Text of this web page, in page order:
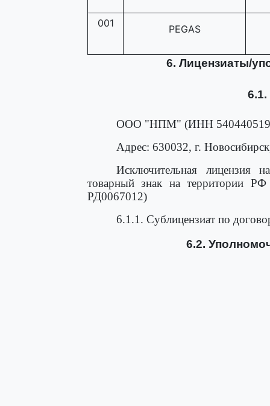
001 PEGAS
6. Лицензиаты/
ООО "НПМ" (ИНН
Адрес: 630032, г.
Исключительная лицензия
товарный знак на территории РФ
РД0067012)
6.1.1. Сублицензиат по
6.2.